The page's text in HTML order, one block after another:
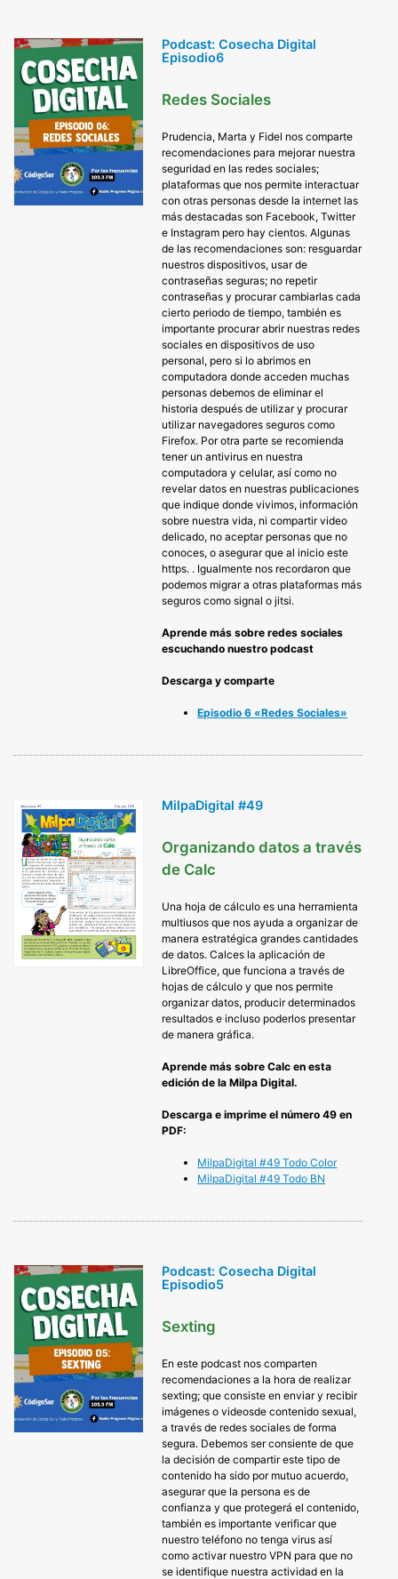
Podcast: Cosecha Digital
Episodio6
Redes Sociales
Prudencia, Marta y Fidel nos comparte
recomendaciones para mejorar nuestra
seguridad en las redes sociales;
plataformas que nos permite interactuar
con otras personas desde la internet las
más destacadas son Facebook, Twitter
e Instagram pero hay cientos. Algunas
de las recomendaciones son: resguardar
nuestros dispositivos, usar de
contraseñas seguras; no repetir
contraseñas y procurar cambiarlas cada
cierto periodo de tiempo, también es
importante procurar abrir nuestras redes
sociales en dispositivos de uso
personal, pero si lo abrimos en
computadora donde acceden muchas
personas debemos de eliminar el
historia después de utilizar y procurar
utilizar navegadores seguros como
Firefox. Por otra parte se recomienda
tener un antivirus en nuestra
computadora y celular, así como no
revelar datos en nuestras publicaciones
que indique donde vivimos, información
sobre nuestra vida, ni compartir video
delicado, no aceptar personas que no
conoces, o asegurar que al inicio este
https. . Igualmente nos recordaron que
podemos migrar a otras plataformas más
seguros como signal o jitsi.
Aprende más sobre redes sociales
escuchando nuestro podcast
Descarga y comparte
Episodio 6 «Redes Sociales»
MilpaDigital #49
Organizando datos a través
de Calc
Una hoja de cálculo es una herramienta
multiusos que nos ayuda a organizar de
manera estratégica grandes cantidades
de datos. Calces la aplicación de
LibreOffice, que funciona a través de
hojas de cálculo y que nos permite
organizar datos, producir determinados
resultados e incluso poderlos presentar
de manera gráfica.
Aprende más sobre Calc en esta
edición de la Milpa Digital.
Descarga e imprime el número 49 en
PDF:
MilpaDigital #49 Todo Color
MilpaDigital #49 Todo BN
Podcast: Cosecha Digital
Episodio5
Sexting
En este podcast nos comparten
recomendaciones a la hora de realizar
sexting; que consiste en enviar y recibir
imágenes o videosde contenido sexual,
a través de redes sociales de forma
segura. Debemos ser consiente de que
la decisión de compartir este tipo de
contenido ha sido por mutuo acuerdo,
asegurar que la persona es de
confianza y que protegerá el contenido,
también es importante verificar que
nuestro teléfono no tenga virus así
como activar nuestro VPN para que no
se identifique nuestra actividad en la